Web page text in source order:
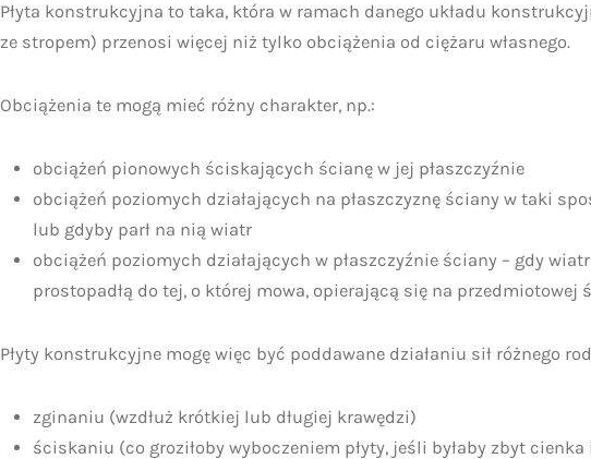
Płyta konstrukcyjna to taka, która w ramach danego układu
ze stropem) przenosi więcej niż tylko obciążenia od ciężaru własnego.
Obciążenia te mogą mieć różny charakter, np.:
obciążeń pionowych ściskających ścianę w jej płaszczyźnie
obciążeń poziomych działających na płaszczyznę ściany w taki
lub gdyby parł na nią wiatr
obciążeń poziomych działających w płaszczyźnie ściany – gdy
prostopadłą do tej, o której mowa, opierającą się na przedmiotowej
Płyty konstrukcyjne mogę więc być poddawane działaniu sił różnego
zginaniu (wzdłuż krótkiej lub długiej krawędzi)
ściskaniu (co groziłoby wyboczeniem płyty, jeśli byłaby zbyt